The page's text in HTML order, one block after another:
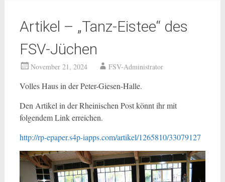
Artikel – „Tanz-Eistee“ des
FSV-Jüchen
November 21, 2024 FSV-Administrator
Volles Haus in der Peter-Giesen-Halle.
Den Artikel in der Rheinischen Post könnt ihr mit
folgendem Link erreichen.
http://rp-epaper.s4p-iapps.com/artikel/1265810/33079127